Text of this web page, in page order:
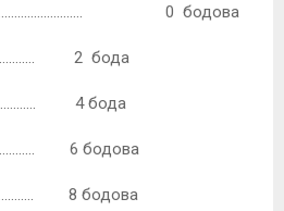
0 бодова
2 бода
4 бода
6 бодова
8 бодова